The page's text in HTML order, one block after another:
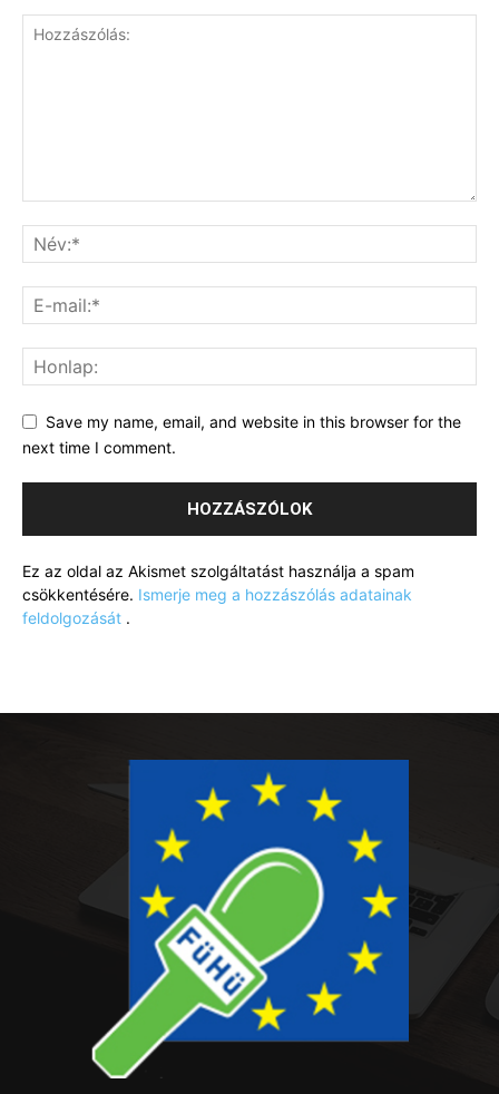
Save my name, email, and website in this browser for the
next time I comment.
Ez az oldal az Akismet szolgáltatást használja a spam
csökkentésére. Ismerje meg a hozzászólás adatainak
feldolgozását .